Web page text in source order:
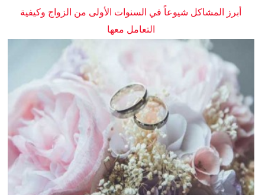
أبرز المشاكل شيوعاً في السنوات الأولى من الزواج وكيفية
التعامل معها